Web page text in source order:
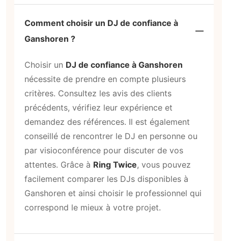
Comment choisir un DJ de confiance à
Ganshoren ?
Choisir un DJ de confiance à Ganshoren
nécessite de prendre en compte plusieurs
critères. Consultez les avis des clients
précédents, vérifiez leur expérience et
demandez des références. Il est également
conseillé de rencontrer le DJ en personne ou
par visioconférence pour discuter de vos
attentes. Grâce à Ring Twice, vous pouvez
facilement comparer les DJs disponibles à
Ganshoren et ainsi choisir le professionnel qui
correspond le mieux à votre projet.